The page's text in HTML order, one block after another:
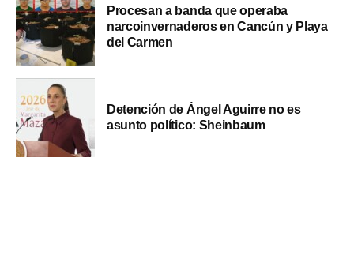
Procesan a banda que operaba
narcoinvernaderos en Cancún y Playa
del Carmen
Detención de Ángel Aguirre no es
asunto político: Sheinbaum